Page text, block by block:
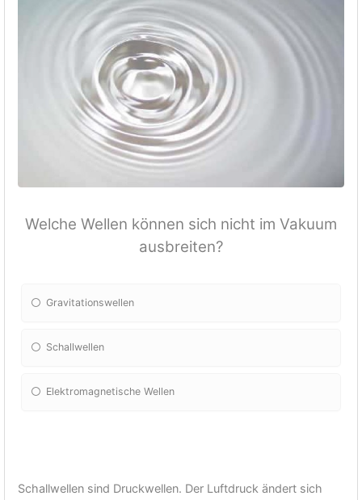
Welche Wellen können sich nicht im Vakuum
ausbreiten?
Gravitationswellen
Schallwellen
Elektromagnetische Wellen
Schallwellen sind Druckwellen. Der Luftdruck ändert sich